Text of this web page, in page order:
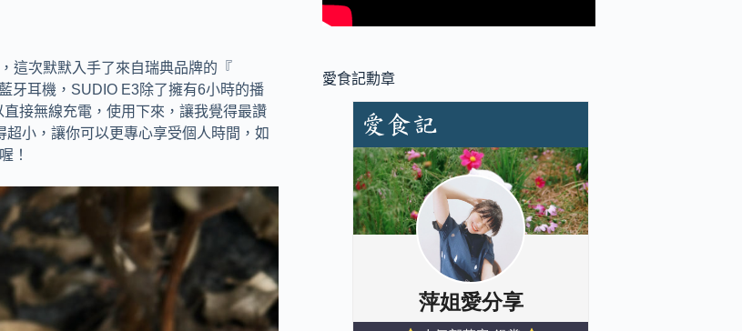
這次默默入手了來自瑞典品牌的『
牙耳機，SUDIO E3除了擁有6小時的播
接無線充電，使用下來，讓我覺得最讚
小，讓你可以更專心享受個人時間，如
！
愛食記勳章